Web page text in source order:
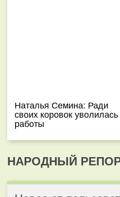
Наталья Семина: Ради
своих коровок
работы
НАРОДНЫЙ